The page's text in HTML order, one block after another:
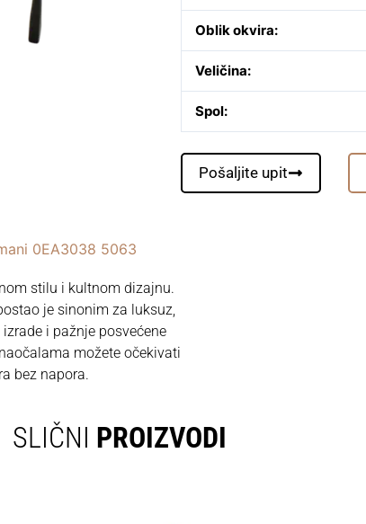
Oblik okvira:
Veličina:
Spol:
Pošaljite upit
0EA3038 5063
stilu i kultnom dizajnu.
je sinonim za luksuz,
i pažnje posvećene
možete očekivati
bez napora.
SLIČNI PROIZVODI